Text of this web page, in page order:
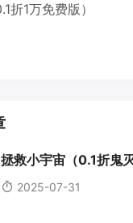
折1万免费版）
拯救小宇宙（0.1折鬼灭
2025-07-31